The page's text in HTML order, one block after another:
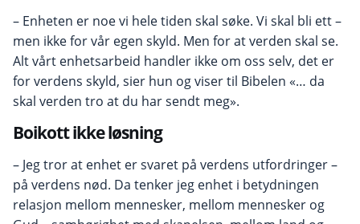
– Enheten er noe vi hele tiden skal søke. Vi skal bli ett –
men ikke for vår egen skyld. Men for at verden skal se.
Alt vårt enhetsarbeid handler ikke om oss selv, det er
for verdens skyld, sier hun og viser til Bibelen «… da
skal verden tro at du har sendt meg».
Boikott ikke løsning
– Jeg tror at enhet er svaret på verdens utfordringer –
på verdens nød. Da tenker jeg enhet i betydningen
relasjon mellom mennesker, mellom mennesker og